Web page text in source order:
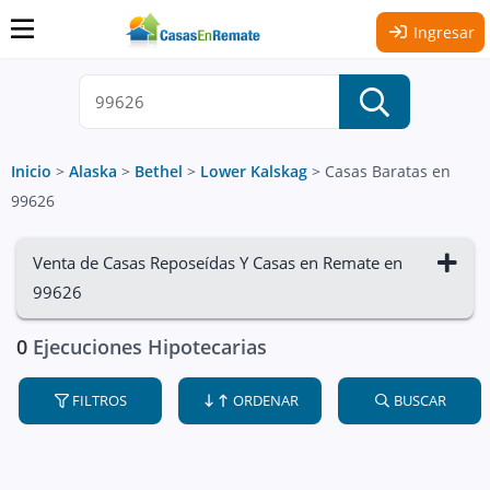
Ingresar
Inicio > Alaska > Bethel > Lower Kalskag > Casas Baratas en
99626
Venta de Casas Reposeídas Y Casas en Remate en
99626
0 Ejecuciones Hipotecarias
FILTROS ORDENAR BUSCAR